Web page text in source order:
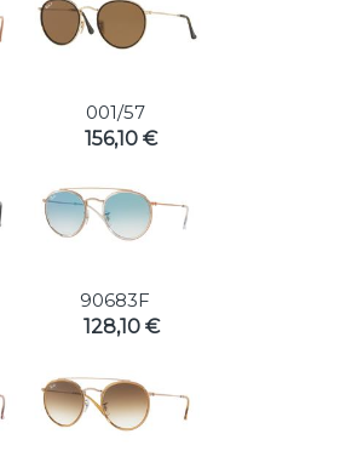
001/57
156,10 €
90683F
128,10 €